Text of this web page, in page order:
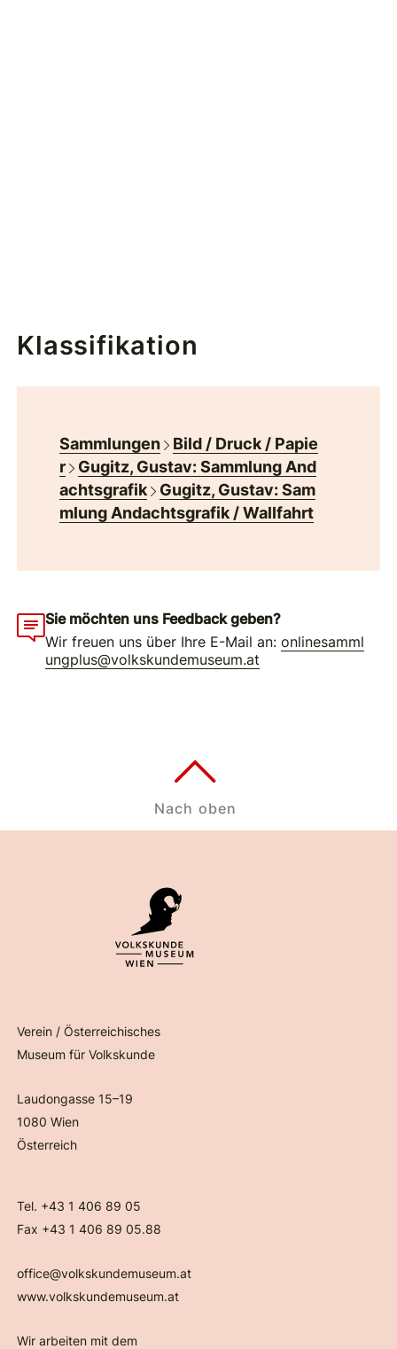
Klassifikation
Sammlungen
Bild / Druck / Papie
r
Gugitz, Gustav: Sammlung And
achtsgrafik
Gugitz, Gustav: Sam
mlung Andachtsgrafik / Wallfahrt
Sie möchten uns Feedback geben?
Wir freuen uns über Ihre E-Mail an:onlinesamml
ungplus@volkskundemuseum.at
Verein / Österreichisches
Museum für Volkskunde
Laudongasse 15–19
1080 Wien
Österreich
Tel. +43 1 406 89 05
Fax +43 1 406 89 05.88
office@volkskundemuseum.at
www.volkskundemuseum.at
Wir arbeiten mit dem
Nach oben